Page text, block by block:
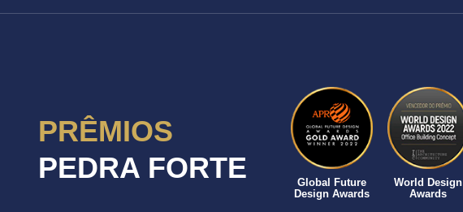
PRÊMIOS
PEDRA FORTE
Global Future
Design Awards
World Design
Awards